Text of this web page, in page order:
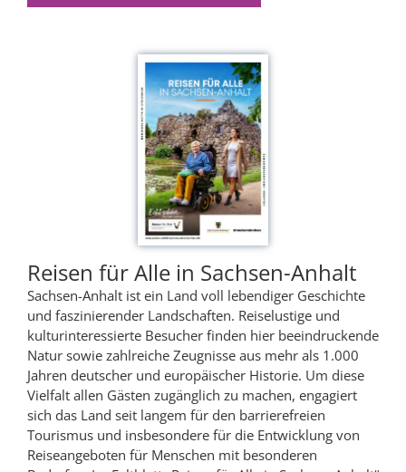
Reisen für Alle in Sachsen-Anhalt
Sachsen-Anhalt ist ein Land voll lebendiger Geschichte
und faszinierender Landschaften. Reiselustige und
kulturinteressierte Besucher finden hier beeindruckende
Natur sowie zahlreiche Zeugnisse aus mehr als 1.000
Jahren deutscher und europäischer Historie. Um diese
Vielfalt allen Gästen zugänglich zu machen, engagiert
sich das Land seit langem für den barrierefreien
Tourismus und insbesondere für die Entwicklung von
Reiseangeboten für Menschen mit besonderen